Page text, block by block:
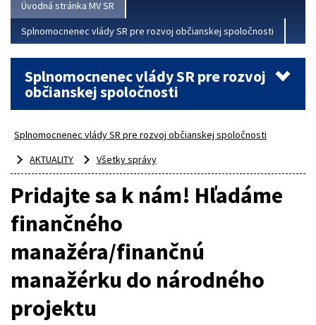
Úvodná stránka MV SR
Splnomocnenec vlády SR pre rozvoj občianskej spoločnosti
Splnomocnenec vlády SR pre rozvoj
občianskej spoločnosti
Splnomocnenec vlády SR pre rozvoj občianskej spoločnosti
AKTUALITY
Všetky správy
Pridajte sa k nám! Hľadáme
finančného
manažéra/finančnú
manažérku do národného
projektu